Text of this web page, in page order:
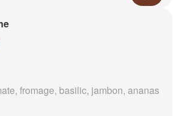
fromage, basilic, jambon, ananas